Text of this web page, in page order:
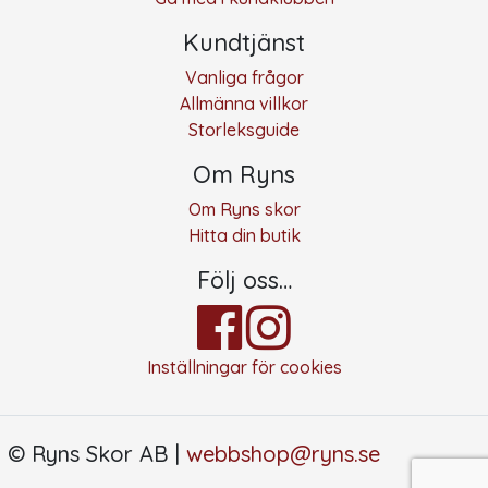
Kundtjänst
Vanliga frågor
Allmänna villkor
Storleksguide
Om Ryns
Om Ryns skor
Hitta din butik
Följ oss…
Inställningar för cookies
© Ryns Skor AB |webbshop@ryns.se